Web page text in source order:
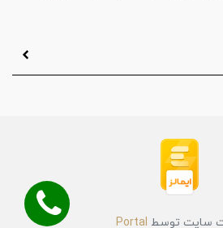
سایت توسط Portal